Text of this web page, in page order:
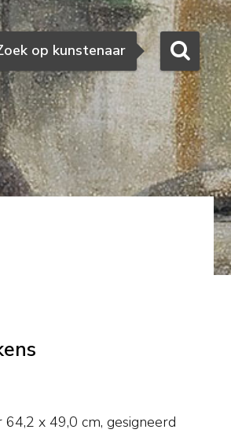
Zoeken
op kunstenaar
64,2 x 49,0 cm, gesigneerd